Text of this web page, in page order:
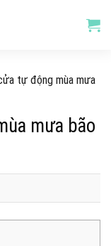
tự động mùa mưa
mưa bão